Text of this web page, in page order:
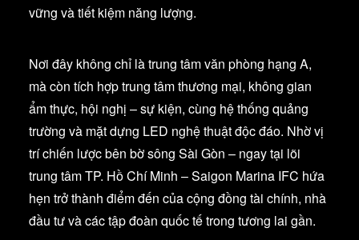
vững và tiết kiệm năng lượng.
Nơi đây không chỉ là trung tâm văn phòng hạng A,
mà còn tích hợp trung tâm thương mại, không gian
ẩm thực, hội nghị – sự kiện, cùng hệ thống quảng
trường và mặt dựng LED nghệ thuật độc đáo. Nhờ vị
trí chiến lược bên bờ sông Sài Gòn – ngay tại lõi
trung tâm TP. Hồ Chí Minh – Saigon Marina IFC hứa
hẹn trở thành điểm đến của cộng đồng tài chính, nhà
đầu tư và các tập đoàn quốc tế trong tương lai gần.